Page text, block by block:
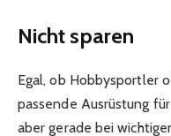
Nicht sparen
Egal, ob Hobbysportler
passende Ausrüstung
aber gerade bei